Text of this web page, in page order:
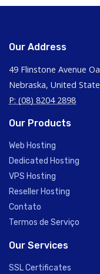
Our Address
49 Flinstone Avenue
Nebraska, United
P: (08) 8204 2898
Our Products
Web Hosting
Dedicated Hosting
VPS Hosting
Reseller Hosting
Contato
Termos de Serviço
Our Services
SSL Certificates